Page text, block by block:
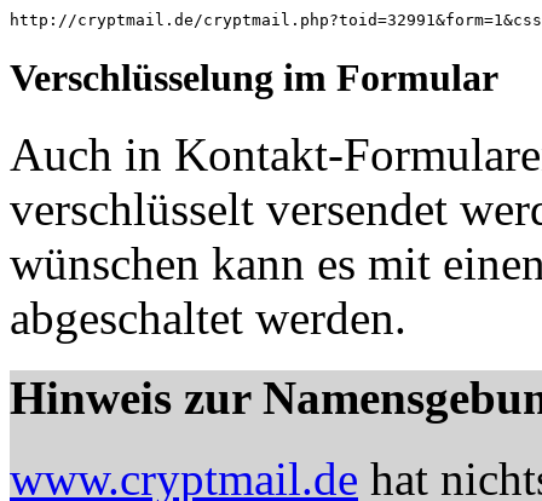
Verschlüsselung im Formular
Auch in Kontakt-
verschlüsselt versendet
wünschen kann es mit
abgeschaltet werden.
Hinweis zur
www.cryptmail.de hat